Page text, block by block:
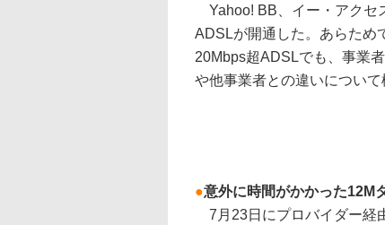
Yahoo! BB、イー・アクセ
ADSLが開通した。あらため
20Mbps超ADSLでも、事業
や他事業者との違いについて
●意外に時間がかかった12M
7月23日にプロバイダー経